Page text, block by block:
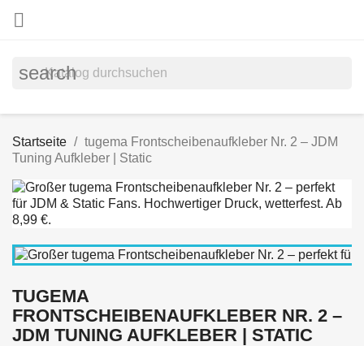

search
Startseite
tugema Frontscheibenaufkleber Nr. 2 – JDM
Tuning Aufkleber | Static
TUGEMA
FRONTSCHEIBENAUFKLEBER NR. 2 –
JDM TUNING AUFKLEBER | STATIC